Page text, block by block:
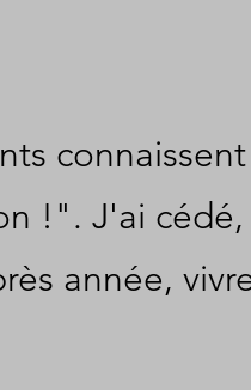
!". J'ai
année,